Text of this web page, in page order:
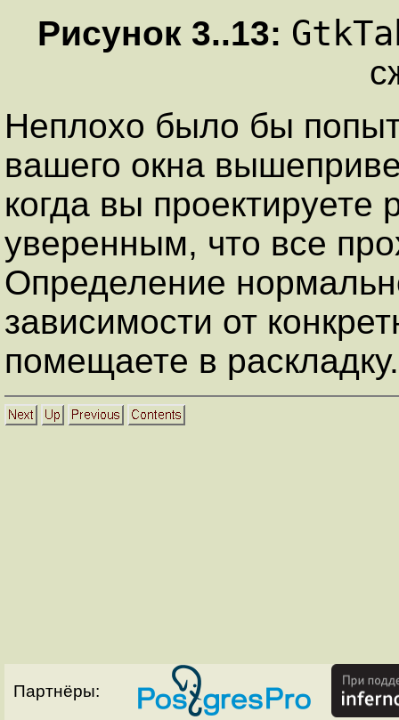
Рисунок 3..13:
Неплохо было бы
вашего окна
когда вы проектируете
уверенным, что все
Определение
зависимости от
помещаете в раскладку.
Партнёры: